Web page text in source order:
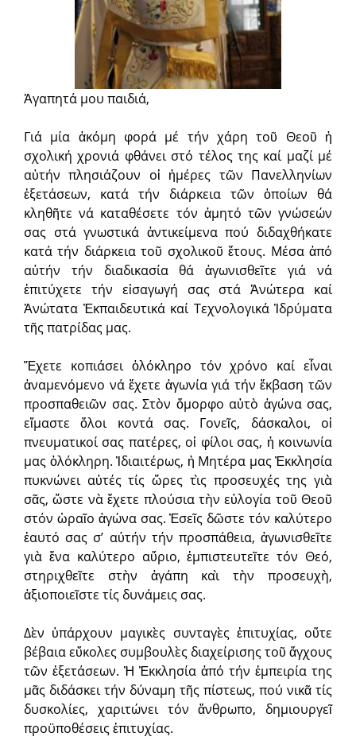
Ἀγαπητά μου παιδιά,
Γιά μία ἀκόμη φορά μέ τήν χάρη τοῦ Θεοῦ ἡ
σχολική χρονιά φθάνει στό τέλος της καί μαζί μέ
αὐτήν πλησιάζουν οἱ ἡμέρες τῶν Πανελληνίων
ἐξετάσεων, κατά τήν διάρκεια τῶν ὁποίων θά
κληθῆτε νά καταθέσετε τόν ἀμητό τῶν γνώσεών
σας στά γνωστικά ἀντικείμενα πού διδαχθήκατε
κατά τήν διάρκεια τοῦ σχολικοῦ ἔτους. Μέσα ἀπό
αὐτήν τήν διαδικασία θά ἀγωνισθεῖτε γιά νά
ἐπιτύχετε τήν εἰσαγωγή σας στά Ἀνώτερα καί
Ἀνώτατα Ἐκπαιδευτικά καί Τεχνολογικά Ἱδρύματα
τῆς πατρίδας μας.
Ἔχετε κοπιάσει ὁλόκληρο τόν χρόνο καί εἶναι
ἀναμενόμενο νά ἔχετε ἀγωνία γιά τήν ἔκβαση τῶν
προσπαθειῶν σας. Στὸν ὄμορφο αὐτὸ ἀγώνα σας,
εἴμαστε ὅλοι κοντά σας. Γονεῖς, δάσκαλοι, οἱ
πνευματικοί σας πατέρες, οἱ φίλοι σας, ἡ κοινωνία
μας ὁλόκληρη. Ἰδιαιτέρως, ἡ Μητέρα μας Ἐκκλησία
πυκνώνει αὐτές τίς ὥρες τὶς προσευχές της γιὰ
σᾶς, ὥστε νὰ ἔχετε πλούσια τὴν εὐλογία τοῦ Θεοῦ
στόν ὡραῖο ἀγώνα σας. Ἐσεῖς δῶστε τόν καλύτερο
ἑαυτό σας σ’ αὐτήν τήν προσπάθεια, ἀγωνισθεῖτε
γιὰ ἕνα καλύτερο αὔριο, ἐμπιστευτεῖτε τόν Θεό,
στηριχθεῖτε στὴν ἀγάπη καὶ τὴν προσευχὴ,
ἀξιοποιεῖστε τίς δυνάμεις σας.
Δὲν ὑπάρχουν μαγικὲς συνταγὲς ἐπιτυχίας, οὔτε
βέβαια εὔκολες συμβουλὲς διαχείρισης τοῦ ἄγχους
τῶν ἐξετάσεων. Ἡ Ἐκκλησία ἀπό τήν ἐμπειρία της
μᾶς διδάσκει τήν δύναμη τῆς πίστεως, πού νικᾶ τίς
δυσκολίες, χαριτώνει τόν ἄνθρωπο, δημιουργεῖ
προϋποθέσεις ἐπιτυχίας.